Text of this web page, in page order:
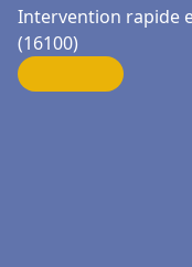
Intervention rapide
(16100)